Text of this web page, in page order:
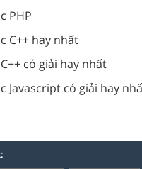
PHP
C++ hay nhất
có giải hay nhất
Javascript có giải hay